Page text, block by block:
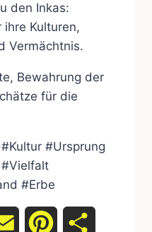
den Inkas:
ihre Kulturen,
Vermächtnis.
Bewahrung der
für die
#Ursprung
#Erbe
Email Pinterest